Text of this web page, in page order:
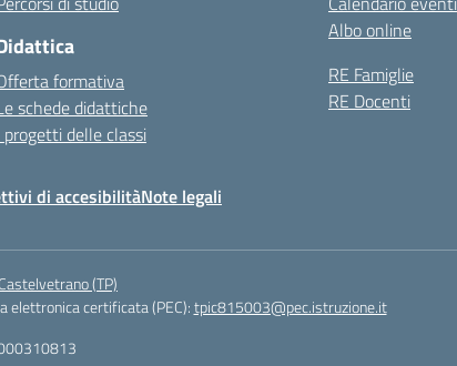
formativa
schede didattiche
progetti delle classi
Albo online
RE Famiglie
RE Docenti
di accesibilitàNote legali
(TP)
elettronica certificata (PEC):tpic815003@pec.istruzione.it